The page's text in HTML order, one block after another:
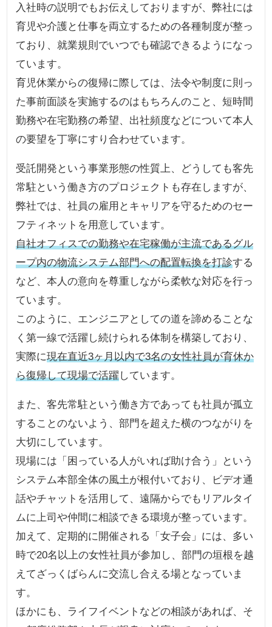
入社時の説明でもお伝えしておりますが、弊社には
育児や介護と仕事を両立するための各種制度が整っ
ており、就業規則でいつでも確認できるようになっ
ています。
育児休業からの復帰に際しては、法令や制度に則っ
た事前面談を実施するのはもちろんのこと、短時間
勤務や在宅勤務の希望、出社頻度などについて本人
の要望を丁寧にすり合わせています。
受託開発という事業形態の性質上、どうしても客先
常駐という働き方のプロジェクトも存在しますが、
弊社では、社員の雇用とキャリアを守るためのセー
フティネットを用意しています。
自社オフィスでの勤務や在宅稼働が主流であるグル
ープ内の物流システム部門への配置転換を打診する
など、本人の意向を尊重しながら柔軟な対応を行っ
ています。
このように、エンジニアとしての道を諦めることな
く第一線で活躍し続けられる体制を構築しており、
実際に現在直近3ヶ月以内で3名の女性社員が育休か
ら復帰して現場で活躍しています。
また、客先常駐という働き方であっても社員が孤立
することのないよう、部門を超えた横のつながりを
大切にしています。
現場には「困っている人がいれば助け合う」という
システム本部全体の風土が根付いており、ビデオ通
話やチャットを活用して、遠隔からでもリアルタイ
ムに上司や仲間に相談できる環境が整っています。
加えて、定期的に開催される「女子会」には、多い
時で20名以上の女性社員が参加し、部門の垣根を越
えてざっくばらんに交流し合える場となっていま
す。
ほかにも、ライフイベントなどの相談があれば、そ